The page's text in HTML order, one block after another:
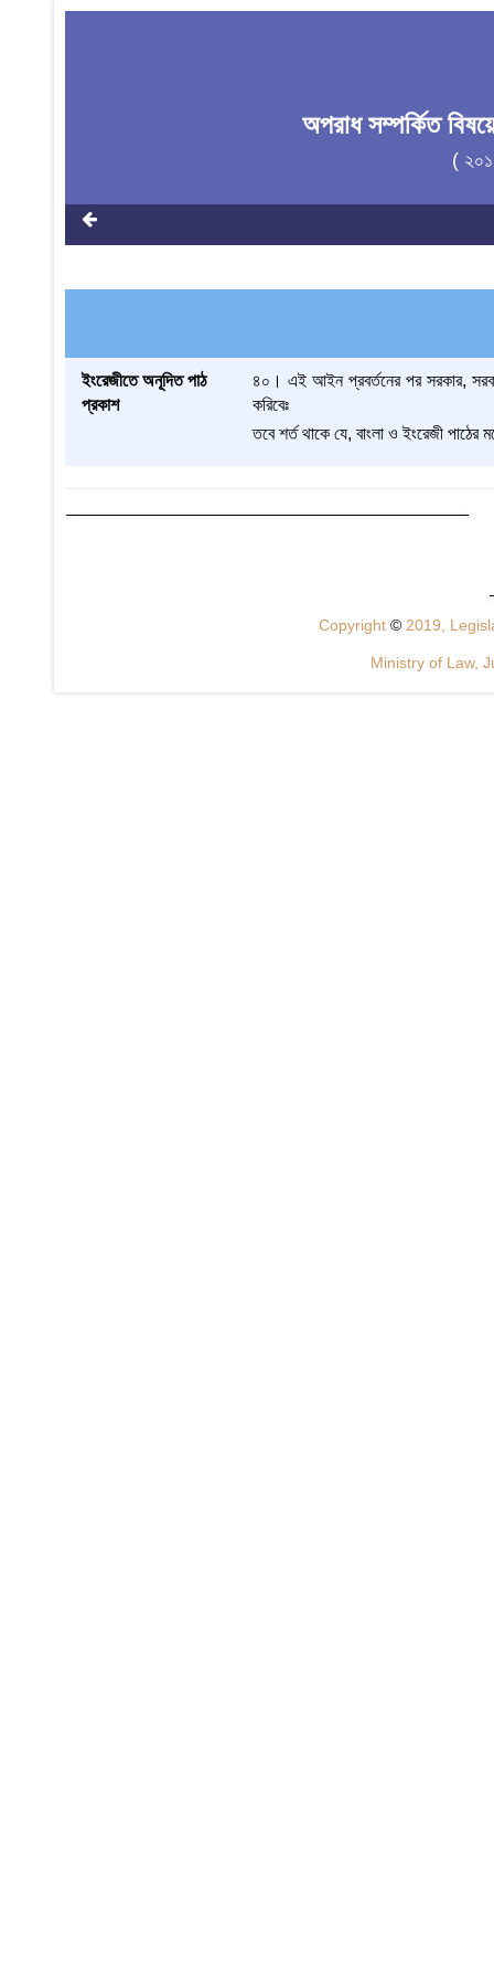
অপরাধ সম্পর্কিত
(
ইংরেজীতে অনূদিত পাঠ
প্রকাশ
৪০। এই আইন প্রবর্তনের পর সরকার,
করিবেঃ
তবে শর্ত থাকে যে, বাংলা ও ইংরেজী পাঠের
Copyright © 2019,
Ministry of Law,